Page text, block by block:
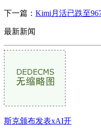
下一篇： Kimi月活已跌至
最新新闻
斯克颁布发表xAI开